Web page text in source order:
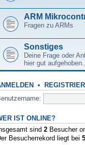
ARM
Fragen zu ARMs
Sonstiges
Deine Frage oder
hier gut aufgehoben...
•
IST ONLINE?
sind 2Besucher
Besucherrekord liegt bei 5